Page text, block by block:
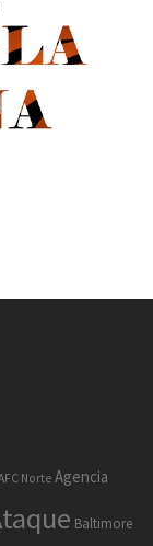
Norte Agencia
Baltimore